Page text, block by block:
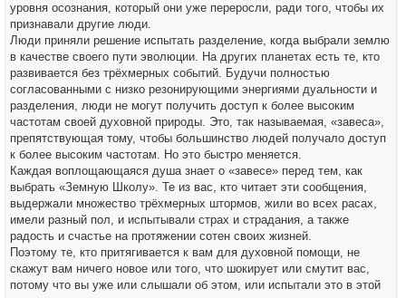
уровня осознания, который они уже переросли, ради того, чтобы их
признавали другие люди.
Люди приняли решение испытать разделение, когда выбрали землю
в качестве своего пути эволюции. На других планетах есть те, кто
развивается без трёхмерных событий. Будучи полностью
согласованными с низко резонирующими энергиями дуальности и
разделения, люди не могут получить доступ к более высоким
частотам своей духовной природы. Это, так называемая, «завеса»,
препятствующая тому, чтобы большинство людей получало доступ
к более высоким частотам. Но это быстро меняется.
Каждая воплощающаяся душа знает о «завесе» перед тем, как
выбрать «Земную Школу». Те из вас, кто читает эти сообщения,
выдержали множество трёхмерных штормов, жили во всех расах,
имели разный пол, и испытывали страх и страдания, а также
радость и счастье на протяжении сотен своих жизней.
Поэтому те, кто притягивается к вам для духовной помощи, не
скажут вам ничего новое или того, что шокирует или смутит вас,
потому что вы уже или слышали об этом, или испытали это в этой